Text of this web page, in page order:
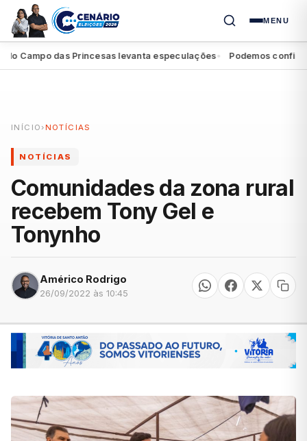
MENU
das Princesas levanta especulações● Podemos confirma
INÍCIO › NOTÍCIAS
NOTÍCIAS
Comunidades da zona rural
recebem Tony Gel e
Tonynho
Américo Rodrigo
26/09/2022 às 10:45